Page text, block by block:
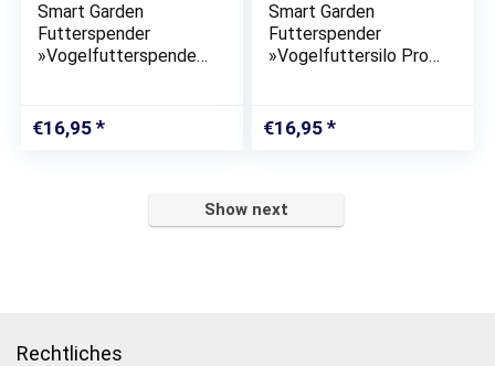
Smart Garden
Futterspender
»Vogelfutterspender
€16,95
Smart Garden
Futterspender
»Vogelfuttersilo Profi
€16,95
Show next
Rechtliches